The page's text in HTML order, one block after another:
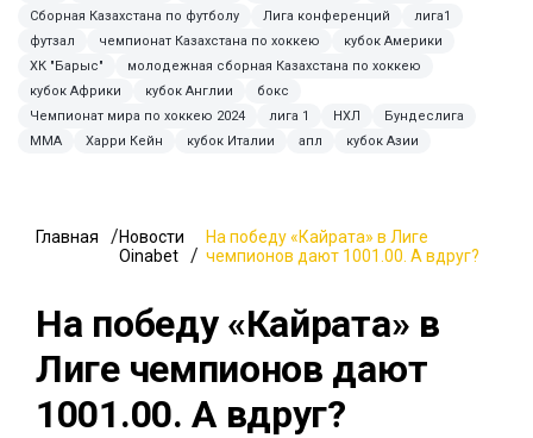
Сборная Казахстана по футболу
Лига конференций
лига1
футзал
чемпионат Казахстана по хоккею
кубок Америки
ХК "Барыс"
молодежная сборная Казахстана по хоккею
кубок Африки
кубок Англии
бокс
Чемпионат мира по хоккею 2024
лига 1 НХЛ
Бундеслига
ММА
Харри Кейн кубок Италии апл кубок Азии
Главная
Новости
Oinabet
На победу «Кайрата» в Лиге
чемпионов дают 1001.00. А вдруг?
На победу «Кайрата» в
Лиге чемпионов дают
1001.00. А вдруг?